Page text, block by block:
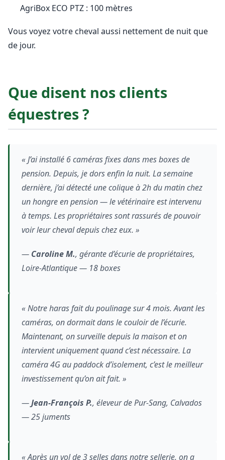
AgriBox ECO PTZ : 100 mètres
Vous voyez votre cheval aussi nettement de nuit que
de jour.
Que disent nos clients
équestres ?
« J’ai installé 6 caméras fixes dans mes boxes de
pension. Depuis, je dors enfin la nuit. La semaine
dernière, j’ai détecté une colique à 2h du matin chez
un hongre en pension — le vétérinaire est intervenu
à temps. Les propriétaires sont rassurés de pouvoir
voir leur cheval depuis chez eux. »
— Caroline M., gérante d’écurie de propriétaires,
Loire-Atlantique — 18 boxes
« Notre haras fait du poulinage sur 4 mois. Avant les
caméras, on dormait dans le couloir de l’écurie.
Maintenant, on surveille depuis la maison et on
intervient uniquement quand c’est nécessaire. La
caméra 4G au paddock d’isolement, c’est le meilleur
investissement qu’on ait fait. »
—Jean-François P., éleveur de Pur-Sang, Calvados
— 25 juments
« Après un vol de 3 selles dans notre sellerie, on a